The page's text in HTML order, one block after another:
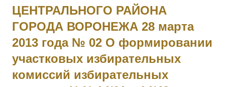
рота, подпрапорщик. За то, что в бою 5.07.1916, при атакеу
крепленной горки противника, восточнее д. Леп, будучи
послан сос воим взводом для разведки о результате
артиллерийской подготовки, примером личной храбрости
увлек за собой свой взвод, под губительным огнем его
ворвался в неприятельский окоп, где продолжало
ЦЕНТРАЛЬНОГО РАЙОНА
ГОРОДА ВОРОНЕЖА 28 марта
2013 года № 02 О формировании
участковых избирательных
комиссий избирательных